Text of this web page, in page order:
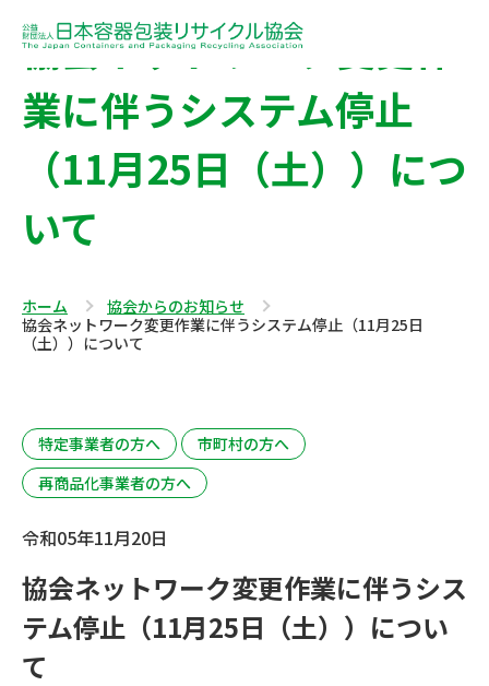
協会ネットワーク変更作
業に伴うシステム停止
（11月25日（土））につ
いて
ホーム
協会からのお知らせ
協会ネットワーク変更作業に伴うシステム停止（11月25日
（土））について
特定事業者の方へ
市町村の方へ
再商品化事業者の方へ
令和05年11月20日
協会ネットワーク変更作業に伴うシス
テム停止（11月25日（土））につい
て